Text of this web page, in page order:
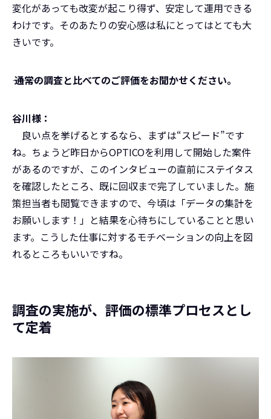
変化があっても改変が起こり得ず、安定して運用できる
わけです。そのあたりの安心感は私にとってはとても大
きいです。
――― 通常の調査と比べてのご評価をお聞かせください。
谷川様：
良い点を挙げるとするなら、まずは“スピード”です
ね。ちょうど昨日からOPTICOを利用して開始した案件
があるのですが、このインタビューの直前にステイタス
を確認したところ、既に回収まで完了していました。施
策担当者も閲覧できますので、今頃は「データの集計を
お願いします！」と結果を心待ちにしていることと思い
ます。こうした仕事に対するモチベーションの向上を図
れるところもいいですね。
調査の実施が、評価の標準プロセスとし
て定着